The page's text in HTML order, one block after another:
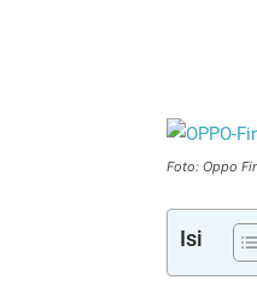
Foto: Oppo
Isi